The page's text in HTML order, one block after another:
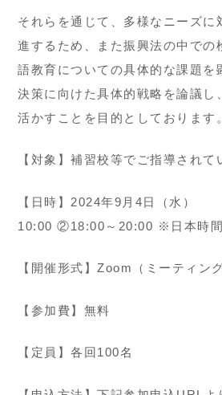
それらを通じて、多様なニーズに
進するため、また振興法の中での
語教育についての具体的な課題を
決策に向けた具体的戦略を論議し
活かすことを目的としております。
【対象】補習校等でご指導されて
【日時】2024年9月4日（水）
10:00 ②18:00～20:00 ※日本時間
【開催形式】Zoom（ミーティン
【参加費】無料
【定員】各回100名